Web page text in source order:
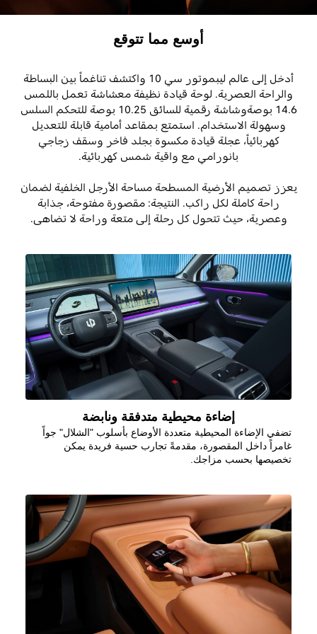
أوسع مما تتوقع
أدخل إلى عالم ليبموتور سي 10 واكتشف تناغماً بين البساطة
والراحة العصرية. لوحة قيادة نظيفة معشاشة تعمل باللمس
14.6 بوصةوشاشة رقمية للسائق 10.25 بوصة للتحكم السلس
وسهولة الاستخدام. استمتع بمقاعد أمامية قابلة للتعديل
كهربائياً، عجلة قيادة مكسوة بجلد فاخر وسقف زجاجي
بانورامي مع واقية شمس كهربائية.
يعزز تصميم الأرضية المسطحة مساحة الأرجل الخلفية لضمان
راحة كاملة لكل راكب. النتيجة: مقصورة مفتوحة، جذابة
وعصرية، حيث تتحول كل رحلة إلى متعة وراحة لا تضاهى.
إضاءة محيطية متدفقة ونابضة
تضفي الإضاءة المحيطية متعددة الأوضاع بأسلوب "الشلال" جواً
غامراً داخل المقصورة، مقدمةً تجارب حسية فريدة يمكن
تخصيصها بحسب مزاجك.